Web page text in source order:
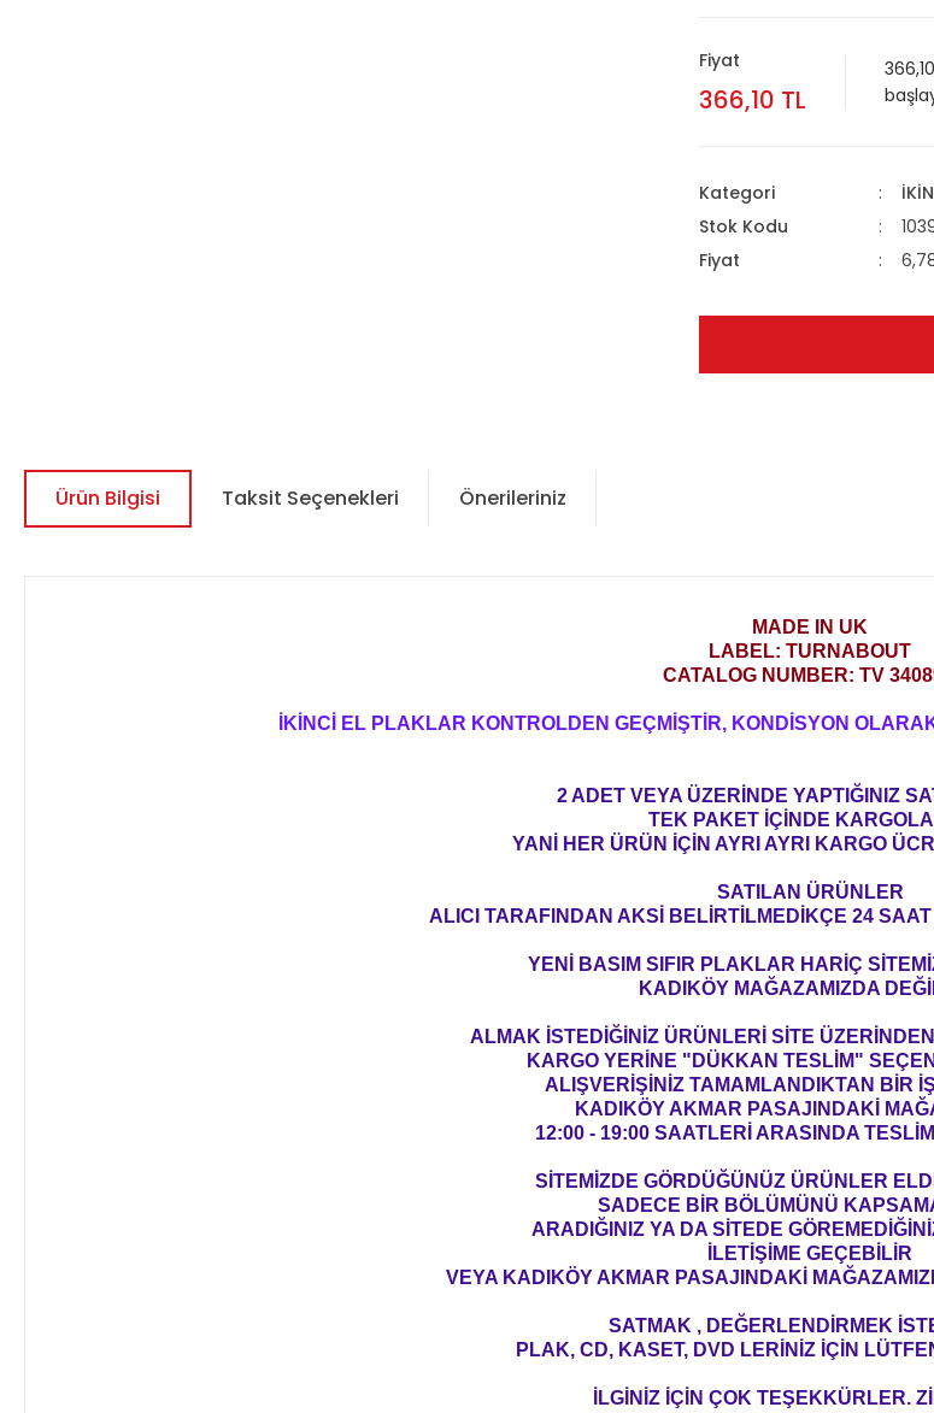
Fiyat
366,10 TL
Kategori
Stok Kodu
Fiyat
Ürün Bilgisi Taksit Seçenekleri Önerileriniz
MADE IN UK
LABEL: TURNABOUT
CATALOG NUMBER: TV
İKİNCİ EL PLAKLAR KONTROLDEN GEÇMİŞTİR, KONDİSYON
2 ADET VEYA ÜZERİNDE YAPTIĞINIZ
TEK PAKET İÇİNDE
YANİ HER ÜRÜN İÇİN AYRI AYRI KARGO
SATILAN ÜRÜNLER
ALICI TARAFINDAN AKSİ BELİRTİLMEDİKÇE 24
YENİ BASIM SIFIR PLAKLAR HARİÇ
KADIKÖY MAĞAZAMIZDA
ALMAK İSTEDİĞİNİZ ÜRÜNLERİ SİTE
KARGO YERİNE "DÜKKAN TESLİM"
ALIŞVERİŞİNİZ TAMAMLANDIKTAN BİR
KADIKÖY AKMAR PASAJINDAKİ
12:00 - 19:00 SAATLERİ ARASINDA
SİTEMİZDE GÖRDÜĞÜNÜZ ÜRÜNLER
SADECE BİR BÖLÜMÜNÜ
ARADIĞINIZ YA DA SİTEDE
İLETİŞİME GEÇEBİLİR
VEYA KADIKÖY AKMAR PASAJINDAKİ
SATMAK , DEĞERLENDİRMEK
PLAK, CD, KASET, DVD LERİNİZ İÇİN
İLGİNİZ İÇİN ÇOK TEŞEKKÜRLER.